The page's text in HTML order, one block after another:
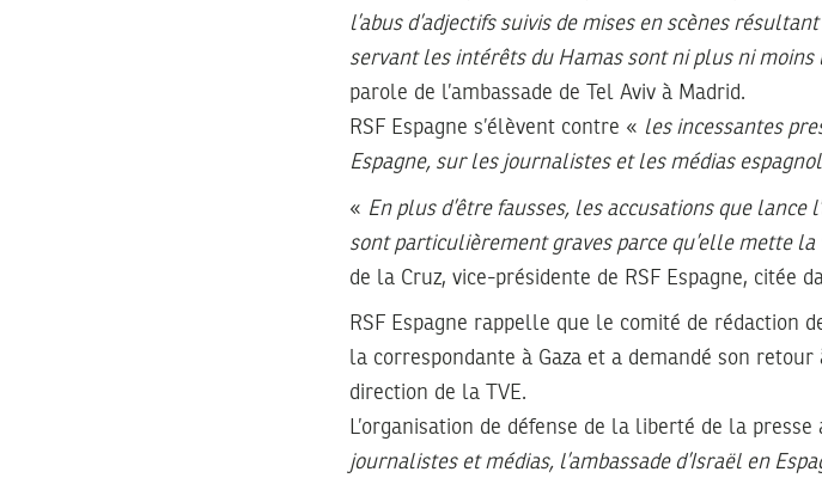
l’abus d’adjectifs suivis de mises en scènes
servant les intérêts du Hamas sont ni plus ni moins
parole de l’ambassade de Tel Aviv à Madrid.
RSF Espagne s’élèvent contre « les incessantes
Espagne, sur les journalistes et les médias
« En plus d’être fausses, les accusations que lance
sont particulièrement graves parce qu’elle mette
de la Cruz, vice-présidente de RSF Espagne, citée
RSF Espagne rappelle que le comité de rédaction
la correspondante à Gaza et a demandé son
direction de la TVE.
L’organisation de défense de la liberté de la
journalistes et médias, l’ambassade d’Israël en